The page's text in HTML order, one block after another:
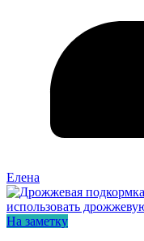
Елена
На заметку